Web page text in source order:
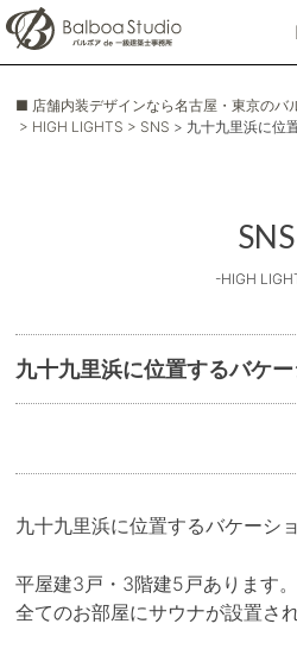
■ 店舗内装デザインなら名古屋・東京のバ
> HIGH LIGHTS > SNS > 九十九里浜に位
SNS
-HIGH
九十九里浜に位置するバケー
九十九里浜に位置するバケーシ
平屋建3戸・3階建5戸あります。
全てのお部屋にサウナが設置さ